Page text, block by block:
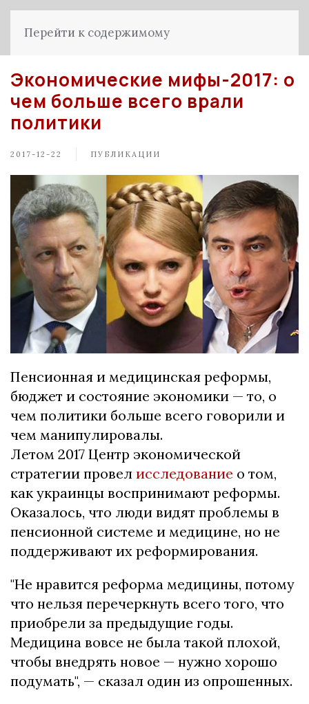
Перейти к содержимому
Экономические мифы-2017: о
чем больше всего врали
политики
2017-12-22 ПУБЛИКАЦИИ
Пенсионная и медицинская реформы,
бюджет и состояние экономики — то, о
чем политики больше всего говорили и
чем манипулировалы.
Летом 2017 Центр экономической
стратегии провел исследование о том,
как украинцы воспринимают реформы.
Оказалось, что люди видят проблемы в
пенсионной системе и медицине, но не
поддерживают их реформирования.
"Не нравится реформа медицины, потому
что нельзя перечеркнуть всего того, что
приобрели за предыдущие годы.
Медицина вовсе не была такой плохой,
чтобы внедрять новое — нужно хорошо
подумать", — сказал один из опрошенных.